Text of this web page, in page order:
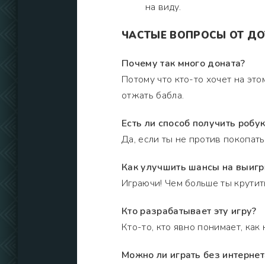
на виду.
ЧАСТЫЕ ВОПРОСЫ ОТ
Почему так много доната?
Потому что кто-то хочет на
отжать бабла.
Есть ли способ получить
Да, если ты не против
Как улучшить шансы на
Играючи! Чем больше ты
Кто разрабатывает эту игру?
Кто-то, кто явно понимает,
Можно ли играть без